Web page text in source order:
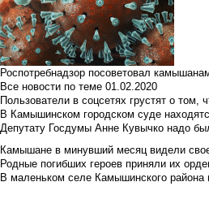
Роспотребнадзор посоветовал
Все новости по теме 01.02.2020
Пользователи в соцсетях грустят о
В Камышинском городском суде
Депутату Госдумы Анне Кувычко надо
Камышане в минувший месяц видели
Родные погибших героев приняли их
В маленьком селе Камышинского района